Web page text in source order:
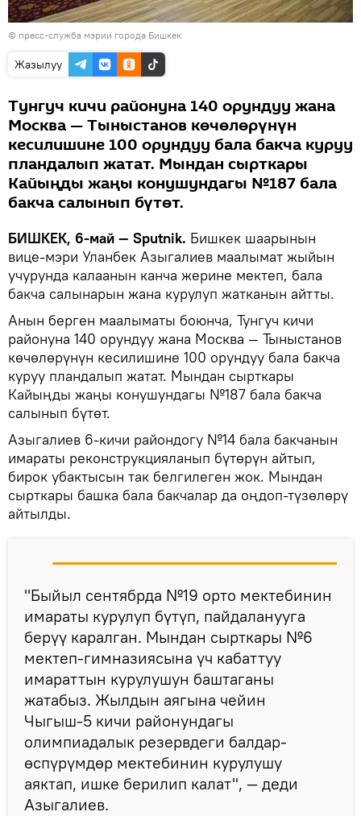
© пресс-служба мэрии города Бишкек
Жазылуу
Тунгуч кичи районуна 140 орундуу жана
Москва — Тыныстанов көчөлөрүнүн
кесилишине 100 орундуу бала бакча куруу
пландалып жатат. Мындан сырткары
Кайыңды жаңы конушундагы №187 бала
бакча салынып бүтөт.
БИШКЕК, 6-май — Sputnik. Бишкек шаарынын
вице-мэри Уланбек Азыгалиев маалымат жыйын
учурунда калаанын канча жерине мектеп, бала
бакча салынарын жана курулуп жатканын айтты.
Анын берген маалыматы боюнча, Тунгуч кичи
районуна 140 орундуу жана Москва — Тыныстанов
көчөлөрүнүн кесилишине 100 орундуу бала бакча
куруу пландалып жатат. Мындан сырткары
Кайыңды жаңы конушундагы №187 бала бакча
салынып бүтөт.
Азыгалиев 6-кичи райондогу №14 бала бакчанын
имараты реконструкцияланып бүтөрүн айтып,
бирок убактысын так белгилеген жок. Мындан
сырткары башка бала бакчалар да оңдоп-түзөлөрү
айтылды.
"Быйыл сентябрда №19 орто мектебинин
имараты курулуп бүтүп, пайдаланууга
берүү каралган. Мындан сырткары №6
мектеп-гимназиясына үч кабаттуу
имараттын курулушун баштаганы
жатабыз. Жылдын аягына чейин
Чыгыш-5 кичи районундагы
олимпиадалык резервдеги балдар-
өспүрүмдөр мектебинин курулушу
аяктап, ишке берилип калат", — деди
Азыгалиев.